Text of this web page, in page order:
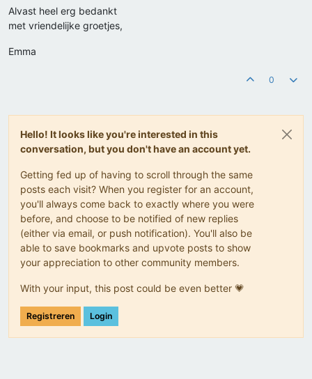
Alvast heel erg bedankt
met vriendelijke groetjes,
Emma
0
Hello! It looks like you're interested in this
conversation, but you don't have an account yet.
Getting fed up of having to scroll through the same
posts each visit? When you register for an account,
you'll always come back to exactly where you were
before, and choose to be notified of new replies
(either via email, or push notification). You'll also be
able to save bookmarks and upvote posts to show
your appreciation to other community members.
With your input, this post could be even better 💗
Registreren Login